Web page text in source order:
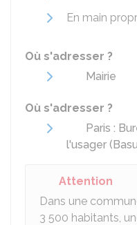
En main
Où s'adresser ?
Mairie
Où s'adresser ?
Paris :
l'usager
Attention
Dans une
3 500 habitants,